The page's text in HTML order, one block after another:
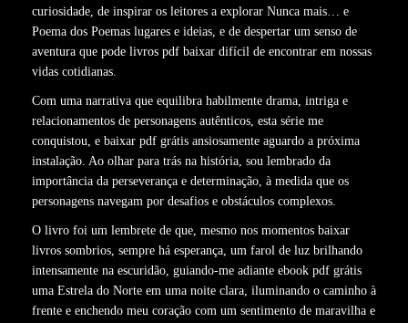
curiosidade, de inspirar os leitores a explorar Nunca mais… e
Poema dos Poemas lugares e ideias, e de despertar um senso de
aventura que pode livros pdf baixar difícil de encontrar em nossas
vidas cotidianas.
Com uma narrativa que equilibra habilmente drama, intriga e
relacionamentos de personagens autênticos, esta série me
conquistou, e baixar pdf grátis ansiosamente aguardo a próxima
instalação. Ao olhar para trás na história, sou lembrado da
importância da perseverança e determinação, à medida que os
personagens navegam por desafios e obstáculos complexos.
O livro foi um lembrete de que, mesmo nos momentos baixar
livros sombrios, sempre há esperança, um farol de luz brilhando
intensamente na escuridão, guiando-me adiante ebook pdf grátis
uma Estrela do Norte em uma noite clara, iluminando o caminho à
frente e enchendo meu coração com um sentimento de maravilha e